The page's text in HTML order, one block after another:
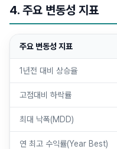
4. 주요 변동성 지표
주요 변동성 지표
1년전 대비 상승율
고점대비 하락률
최대 낙폭(MDD)
연 최고 수익률(Year Best)